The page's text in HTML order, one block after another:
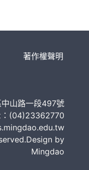
著作權聲明
山路一段497號
(04)23362770
by
Mingdao